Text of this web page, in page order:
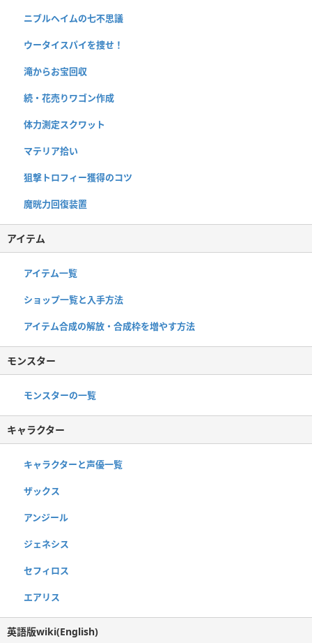
ニブルヘイムの七不思議
ウータイスパイを捜せ！
滝からお宝回収
続・花売りワゴン作成
体力測定スクワット
マテリア拾い
狙撃トロフィー獲得のコツ
魔晄力回復装置
アイテム
アイテム一覧
ショップ一覧と入手方法
アイテム合成の解放・合成枠を増やす方法
モンスター
モンスターの一覧
キャラクター
キャラクターと声優一覧
ザックス
アンジール
ジェネシス
セフィロス
エアリス
英語版wiki(English)